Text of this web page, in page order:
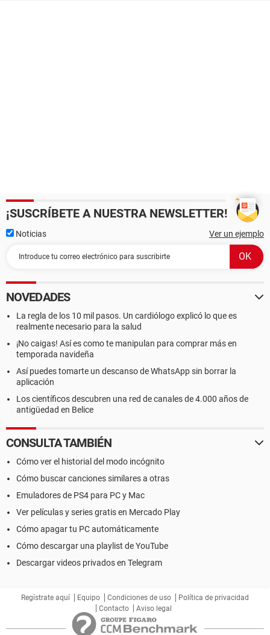
¡SUSCRÍBETE A NUESTRA NEWSLETTER!
Noticias Ver un ejemplo
NOVEDADES
La regla de los 10 mil pasos. Un cardiólogo explicó lo que es
realmente necesario para la salud
¡No caigas! Así es como te manipulan para comprar más en
temporada navideña
Así puedes tomarte un descanso de WhatsApp sin borrar la
aplicación
Los científicos descubren una red de canales de 4.000 años de
antigüedad en Belice
CONSULTA TAMBIÉN
Cómo ver el historial del modo incógnito
Cómo buscar canciones similares a otras
Emuladores de PS4 para PC y Mac
Ver películas y series gratis en Mercado Play
Cómo apagar tu PC automáticamente
Cómo descargar una playlist de YouTube
Descargar videos privados en Telegram
Regístrate aquí Equipo Condiciones de uso
Política de privacidad
Contacto
Aviso legal